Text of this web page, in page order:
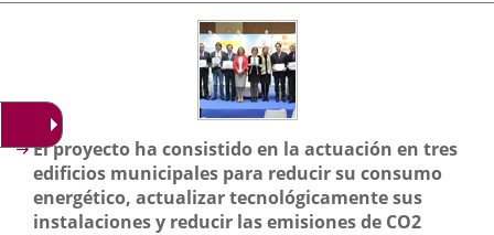
externa.
la
Descripción
El proyecto ha consistido en la actuación en tres
edificios municipales para reducir su consumo
energético, actualizar tecnológicamente sus
instalaciones y reducir las emisiones de CO2